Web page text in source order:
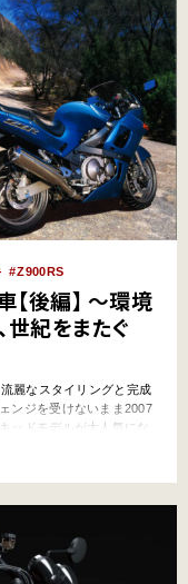
Z900RS
後編】 ～環境
紀をまたぐ
麗なスタイリングと完成
ンジを受けないまま2007
ッドモデルが大人気にな
アしたりと、地味？なが